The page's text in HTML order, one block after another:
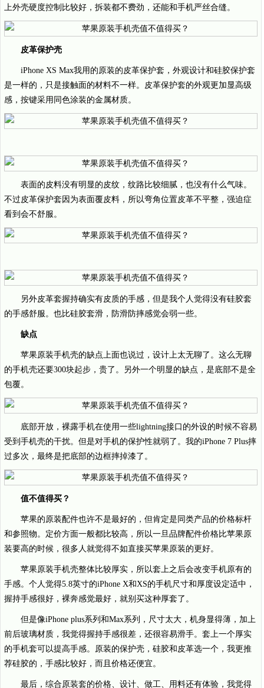
上外壳硬度控制比较好，拆装都不费劲，还能和手机严丝合缝。
皮革保护壳
iPhone XS Max我用的原装的皮革保护套，外观设计和硅胶保护套
是一样的，只是接触面的材料不一样。皮革保护套的外观更加显高级
感，按键采用同色涂装的金属材质。
表面的皮料没有明显的皮纹，纹路比较细腻，也没有什么气味。
不过皮革保护套因为表面覆皮料，所以弯角位置皮革不平整，强迫症
看到会不舒服。
另外皮革套握持确实有皮质的手感，但是我个人觉得没有硅胶套
的手感舒服。也比硅胶套滑，防滑防摔感觉会弱一些。
缺点
苹果原装手机壳的缺点上面也说过，设计上太无聊了。这么无聊
的手机壳还要300块起步，贵了。另外一个明显的缺点，是底部不是全
包覆。
底部开放，裸露手机在使用一些lightning接口的外设的时候不容易
受到手机壳的干扰。但是对手机的保护性就弱了。我的iPhone 7 Plus摔
过多次，最终是把底部的边框摔掉漆了。
值不值得买？
苹果的原装配件也许不是最好的，但肯定是同类产品的价格标杆
和参照物。定价方面一般都比较高，所以一旦品牌配件价格比苹果原
装要高的时候，很多人就觉得不如直接买苹果原装的更好。
苹果原装手机壳整体比较厚实，所以套上之后会改变手机原有的
手感。个人觉得5.8英寸的iPhone X和XS的手机尺寸和厚度设定适中，
握持手感很好，裸奔感觉最好，就别买这种厚套了。
但是像iPhone plus系列和Max系列，尺寸太大，机身显得薄，加上
前后玻璃材质，我觉得握持手感很差，还很容易滑手。套上一个厚实
的手机套可以提高手感。原装的保护壳，硅胶和皮革选一个，我更推
荐硅胶的，手感比较好，而且价格还便宜。
最后，综合原装套的价格、设计、做工、用料还有体验，我觉得